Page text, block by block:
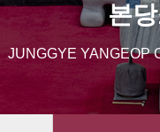
본
JUNGGYE YANGEOP